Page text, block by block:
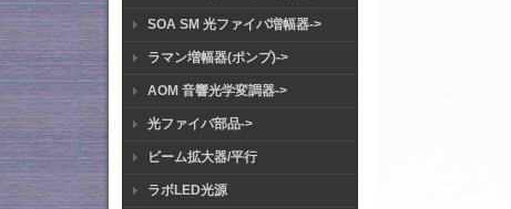
SOA SM 光ファイバ増幅器->
ラマン増幅器(ポンプ)->
AOM 音響光学変調器->
光ファイバ部品->
ビーム拡大器/平行
ラボLED光源